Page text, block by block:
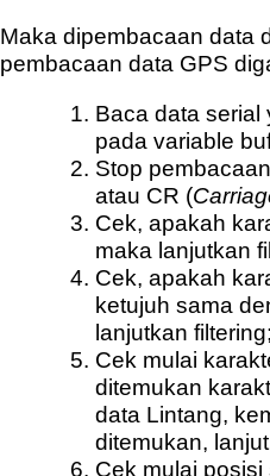
Maka dipembacaan data
pembacaan data GPS
Baca data serial
pada variable
Stop
atau CR (
Cek, apakah
maka lanjutkan
Cek, apakah
ketujuh sama
lanjutkan
Cek mulai
ditemukan
data Lintang,
ditemukan,
Cek mulai posisi